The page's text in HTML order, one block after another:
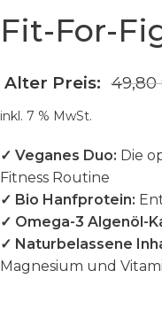
Fit-For-
Alter Preis: 49,80
inkl. 7 % MwSt.
✓ Veganes Duo: Die
Fitness Routine
✓ Bio Hanfprotein:
✓ Omega-3 Algenöl-
✓ Naturbelassene
Magnesium und